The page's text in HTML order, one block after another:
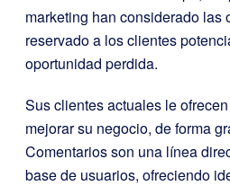
marketing han considerado las
reservado a los clientes
oportunidad perdida.
Sus clientes actuales le
mejorar su negocio, de forma
Comentarios son una línea
base de usuarios, ofreciendo